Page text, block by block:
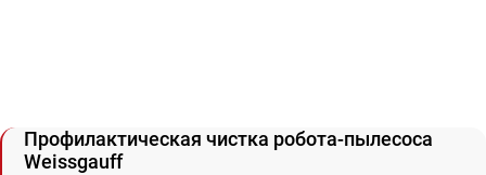
Профилактическая чистка робота-пылесоса
Weissgauff